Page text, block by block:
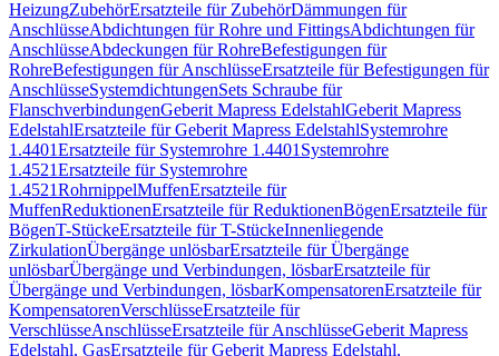
HeizungZubehörErsatzteile für ZubehörDämmungen für
AnschlüsseAbdichtungen für Rohre und FittingsAbdichtungen für
AnschlüsseAbdeckungen für RohreBefestigungen für
RohreBefestigungen für AnschlüsseErsatzteile für Befestigungen für
AnschlüsseSystemdichtungenSets Schraube für
FlanschverbindungenGeberit Mapress EdelstahlGeberit Mapress
EdelstahlErsatzteile für Geberit Mapress EdelstahlSystemrohre
1.4401Ersatzteile für Systemrohre 1.4401 Systemrohre
1.4521Ersatzteile für Systemrohre
1.4521RohrnippelMuffenErsatzteile für
MuffenReduktionenErsatzteile für ReduktionenBögenErsatzteile für
BögenT-StückeErsatzteile für T-StückeInnenliegende
ZirkulationÜbergänge unlösbarErsatzteile für Übergänge
unlösbarÜbergänge und Verbindungen, lösbarErsatzteile für
Übergänge und Verbindungen, lösbarKompensatorenErsatzteile für
KompensatorenVerschlüsseErsatzteile für
VerschlüsseAnschlüsseErsatzteile für AnschlüsseGeberit Mapress
Edelstahl, GasErsatzteile für Geberit Mapress Edelstahl,